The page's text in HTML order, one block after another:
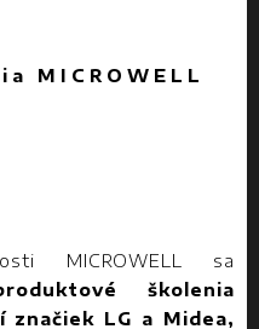
MICROWELL
MICROWELL sa
školenia
značiek LG a Midea,